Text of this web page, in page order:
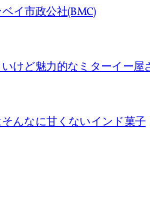
イ市政公社(BMC)
けど魅力的なミターイー屋
んなに甘くないインド菓子